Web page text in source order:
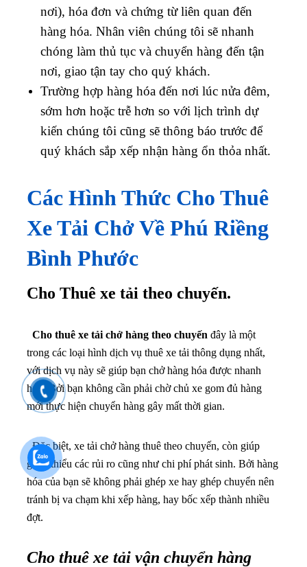
nơi), hóa đơn và chứng từ liên quan đến
hàng hóa. Nhân viên chúng tôi sẽ nhanh
chóng làm thủ tục và chuyển hàng đến tận
nơi, giao tận tay cho quý khách.
Trường hợp hàng hóa đến nơi lúc nửa đêm,
sớm hơn hoặc trễ hơn so với lịch trình dự
kiến chúng tôi cũng sẽ thông báo trước để
quý khách sắp xếp nhận hàng ổn thỏa nhất.
Các Hình Thức Cho Thuê
Xe Tải Chở Về Phú Riềng
Bình Phước
Cho Thuê xe tải theo chuyến.
Cho thuê xe tải chở hàng theo chuyến đây là một
trong các loại hình dịch vụ thuê xe tải thông dụng nhất,
với dịch vụ này sẽ giúp bạn chở hàng hóa được nhanh
hơn. Bởi bạn không cần phải chờ chủ xe gom đủ hàng
mới thực hiện chuyển hàng gây mất thời gian.
Đặc biệt, xe tải chở hàng thuê theo chuyến, còn giúp
giảm thiểu các rủi ro cũng như chi phí phát sinh. Bởi hàng
hóa của bạn sẽ không phải ghép xe hay ghép chuyển nên
tránh bị va chạm khi xếp hàng, hay bốc xếp thành nhiều
đợt.
Cho thuê xe tải vận chuyển hàng